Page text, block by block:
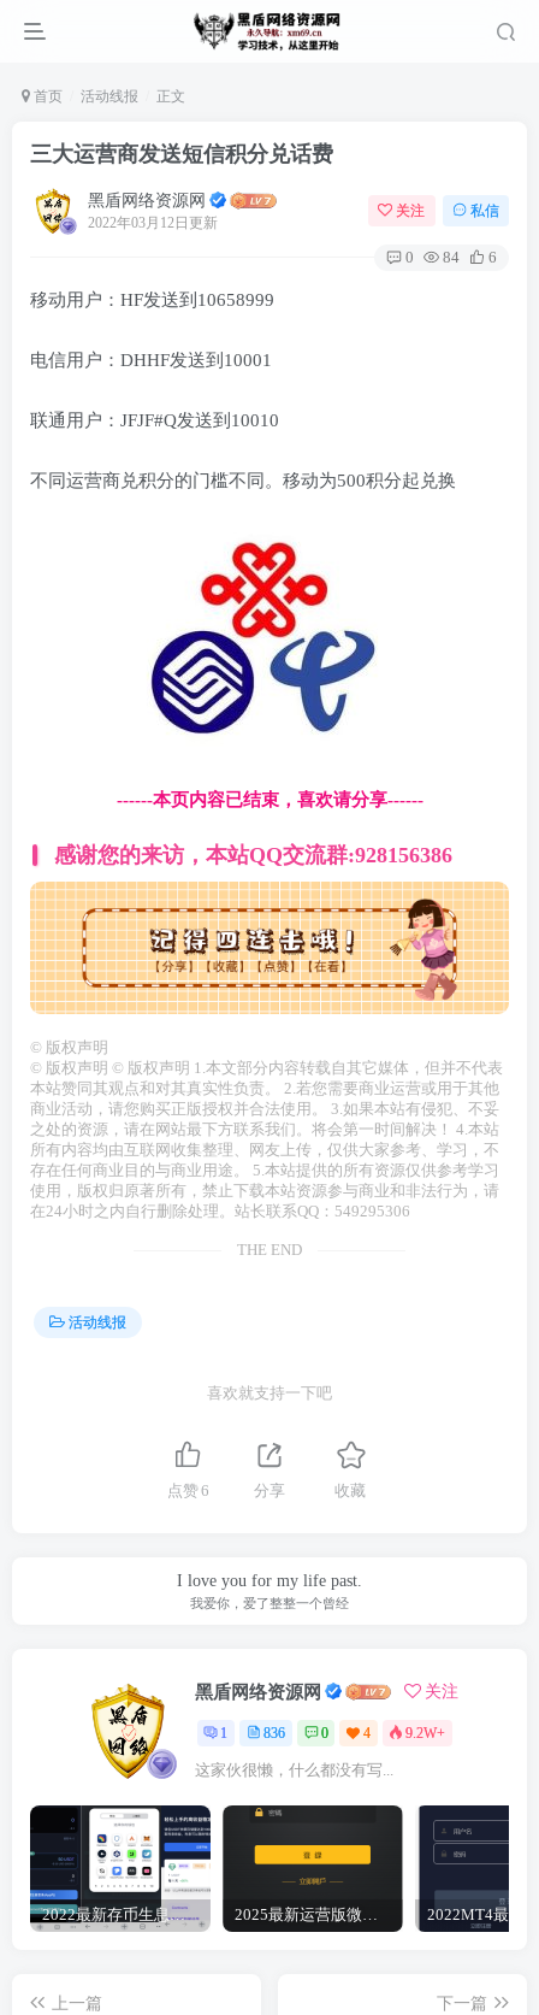
首页 活动线报 正文
三大运营商发送短信积分兑话费
黑盾网络资源网
2022年03月12日更新
关注 私信
0 84 6
移动用户：HF发送到10658999
电信用户：DHHF发送到10001
联通用户：JFJF#Q发送到10010
不同运营商兑积分的门槛不同。移动为500积分起兑换
------本页内容已结束，喜欢请分享------
感谢您的来访，本站QQ交流群:928156386
© 版权声明
© 版权声明 © 版权声明 1.本文部分内容转载自其它媒体，但并不代表
本站赞同其观点和对其真实性负责。 2.若您需要商业运营或用于其他
商业活动，请您购买正版授权并合法使用。 3.如果本站有侵犯、不妥
之处的资源，请在网站最下方联系我们。将会第一时间解决！ 4.本站
所有内容均由互联网收集整理、网友上传，仅供大家参考、学习，不
存在任何商业目的与商业用途。 5.本站提供的所有资源仅供参考学习
使用，版权归原著所有，禁止下载本站资源参与商业和非法行为，请
在24小时之内自行删除处理。站长联系QQ：549295306
THE END
活动线报
喜欢就支持一下吧
点赞6 分享 收藏
I love you for my life past.
我爱你，爱了整整一个曾经
黑盾网络资源网 关注
1 836 0 4 9.2W+
这家伙很懒，什么都没有写...
2022最新存币生息盗U 模板精美 12国语言 支持BSC ERC TRC三条链（可以付费拓展其他链）带好友邀请机制 系统一手开发 无任何后门 绝对的安全 带提币系统没有手续费 2025最新运营版微盘微交易点位盘源码6月完美修复K+去后门+文件搭建教程
上一篇
下一篇